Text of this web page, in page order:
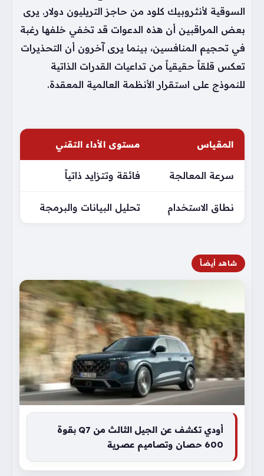
السوقية لأنثروبيك كلود من حاجز التريليون دولار. يرى
بعض المراقبين أن هذه الدعوات قد تخفي خلفها رغبة
في تحجيم المنافسين، بينما يرى آخرون أن التحذيرات
تعكس قلقاً حقيقياً من تداعيات القدرات الذاتية
للنموذج على استقرار الأنظمة العالمية المعقدة.
المقياس مستوى الأداء التقني
سرعة المعالجة فائقة وتتزايد ذاتياً
نطاق الاستخدام تحليل البيانات والبرمجة
شاهد أيضاً
أودي تكشف عن الجيل الثالث من Q7 بقوة
600 حصان وتصاميم عصرية